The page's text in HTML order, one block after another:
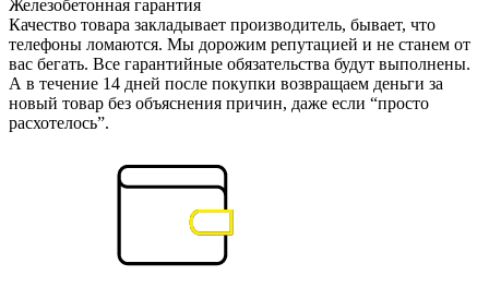
Железобетонная гарантия
Качество товара закладывает производитель, бывает, что
телефоны ломаются. Мы дорожим репутацией и не станем от
вас бегать. Все гарантийные обязательства будут выполнены.
А в течение 14 дней после покупки возвращаем деньги за
новый товар без объяснения причин, даже если “просто
расхотелось”.